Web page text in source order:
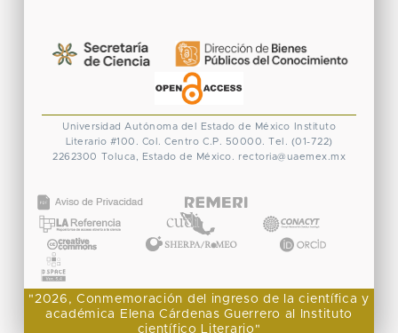
Universidad Autónoma del Estado de México
Instituto
Literario #100. Col. Centro C.P. 50000. Tel. (01-722)
2262300
Toluca, Estado de México. rectoria@uaemex.mx
"2026, Conmemoración del ingreso de la científica y
académica Elena Cárdenas Guerrero al Instituto
científico Literario"